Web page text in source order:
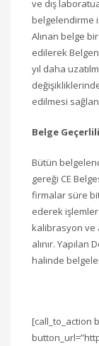
ve dış
belgelendirme
Alınan belge
edilerek
yıl daha
edilmesi
Belge
Bütün
gereği CE
firmalar süre
ederek işlemler
kalibrasyon ve
alınır. Yapılan
halinde
[call_to_action